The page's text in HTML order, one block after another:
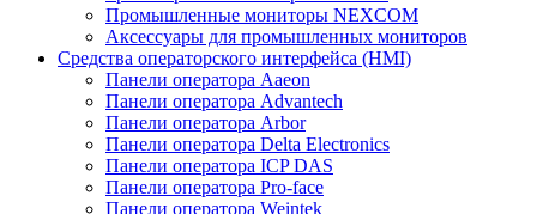
Промышленные мониторы NEXCOM
Аксессуары для промышленных мониторов
Средства операторского интерфейса (HMI)
Панели оператора Aaeon
Панели оператора Advantech
Панели оператора Arbor
Панели оператора Delta Electronics
Панели оператора ICP DAS
Панели оператора Pro-face
Панели оператора Weintek